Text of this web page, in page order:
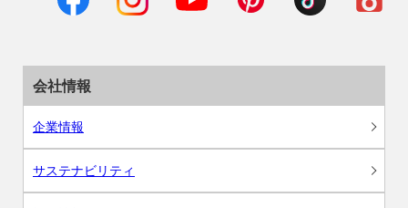
会社情報
企業情報
サステナビリティ